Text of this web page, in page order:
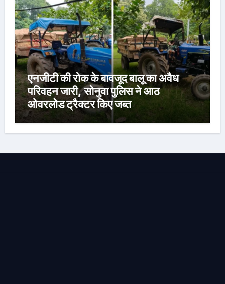
एनजीटी की रोक के बावजूद बालू का अवैध
परिवहन जारी, सोनुवा पुलिस ने आठ
ओवरलोड ट्रैक्टर किए जब्त